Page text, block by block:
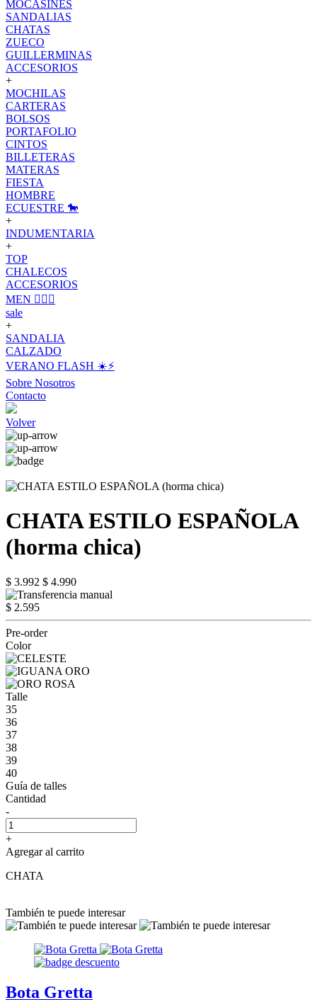
MOCASINES
SANDALIAS
CHATAS
ZUECO
GUILLERMINAS
ACCESORIOS
+
MOCHILAS
CARTERAS
BOLSOS
PORTAFOLIO
CINTOS
BILLETERAS
MATERAS
FIESTA
HOMBRE
ECUESTRE 🐎
+
INDUMENTARIA
+
TOP
CHALECOS
ACCESORIOS
MEN 🙋🏽‍♂️
sale
+
SANDALIA
CALZADO
VERANO FLASH ☀️⚡️
Sobre Nosotros
Contacto
Volver
CHATA ESTILO ESPAÑOLA
(horma chica)
$ 3.992 $ 4.990
$ 2.595
Pre-order
Color
Talle
35
36
37
38
39
40
Guía de talles
Cantidad
-
+
Agregar al carrito
CHATA
También te puede interesar
Bota Gretta